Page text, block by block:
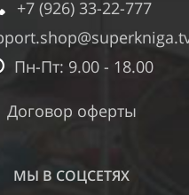
+7 (926) 33-22-777
Пн-Пт: 9.00 - 18.00
Договор оферты
МЫ В СОЦСЕТЯХ